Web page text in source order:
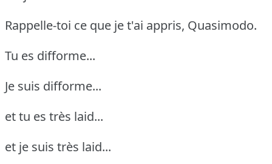
Rappelle-toi ce que je t'ai appris, Quasimodo.
Tu es difforme...
Je suis difforme...
et tu es très laid...
et je suis très laid...